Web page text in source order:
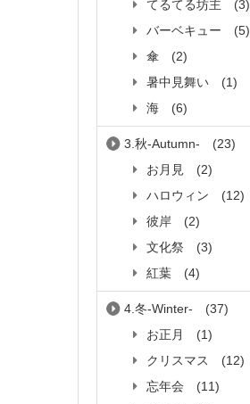
てるてる坊主
(3)
バーベキュー
(5)
傘
(2)
暑中見舞い
(1)
海
(6)
3.秋-Autumn-
(23)
お月見
(2)
ハロウィン
(12)
彼岸
(2)
文化祭
(3)
紅葉
(4)
4.冬-Winter-
(37)
お正月
(1)
クリスマス
(12)
忘年会
(11)